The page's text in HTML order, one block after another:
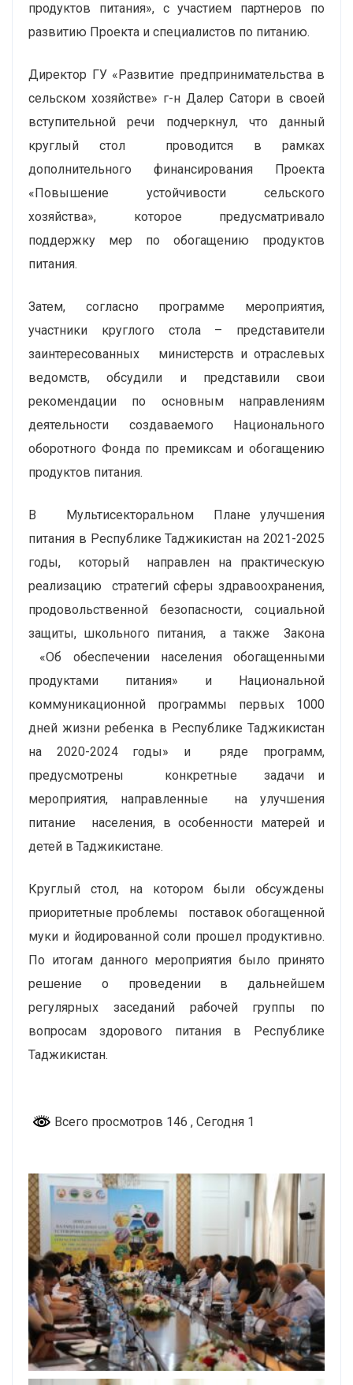
продуктов питания», с участием партнеров по
развитию Проекта и специалистов по питанию.
Директор ГУ «Развитие предпринимательства в
сельском хозяйстве» г-н Далер Сатори в своей
вступительной речи подчеркнул, что данный
круглый стол проводится в рамках
дополнительного финансирования Проекта
«Повышение устойчивости сельского
хозяйства», которое предусматривало
поддержку мер по обогащению продуктов
питания.
Затем, согласно программе мероприятия,
участники круглого стола – представители
заинтересованных министерств и отраслевых
ведомств, обсудили и представили свои
рекомендации по основным направлениям
деятельности создаваемого Национального
оборотного Фонда по премиксам и обогащению
продуктов питания.
В Мультисекторальном Плане улучшения
питания в Республике Таджикистан на 2021-2025
годы, который направлен на практическую
реализацию стратегий сферы здравоохранения,
продовольственной безопасности, социальной
защиты, школьного питания, а также Закона
«Об обеспечении населения обогащенными
продуктами питания» и Национальной
коммуникационной программы первых 1000
дней жизни ребенка в Республике Таджикистан
на 2020-2024 годы» и ряде программ,
предусмотрены конкретные задачи и
мероприятия, направленные на улучшения
питание населения, в особенности матерей и
детей в Таджикистане.
Круглый стол, на котором были обсуждены
приоритетные проблемы поставок обогащенной
муки и йодированной соли прошел продуктивно.
По итогам данного мероприятия было принято
решение о проведении в дальнейшем
регулярных заседаний рабочей группы по
вопросам здорового питания в Республике
Таджикистан.
Всего просмотров 146 , Сегодня 1